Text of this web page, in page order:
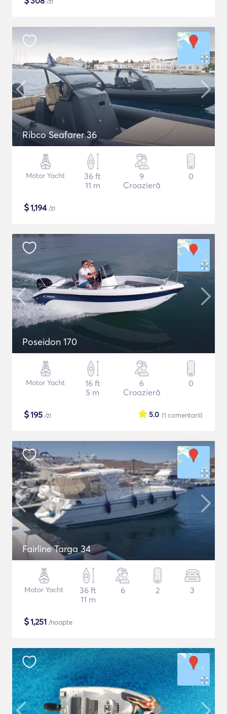
Ribco Seafarer 36
Motor Yacht
36 ft
11 m
9
Croazieră
0
$1,194/zi
Poseidon 170
Motor Yacht
16 ft
5 m
6
Croazieră
0
$195 /zi (1 comentarii)
5.0
Fairline Targa 34
Motor Yacht
36 ft
11 m
6 2 3
$1,251 /noapte